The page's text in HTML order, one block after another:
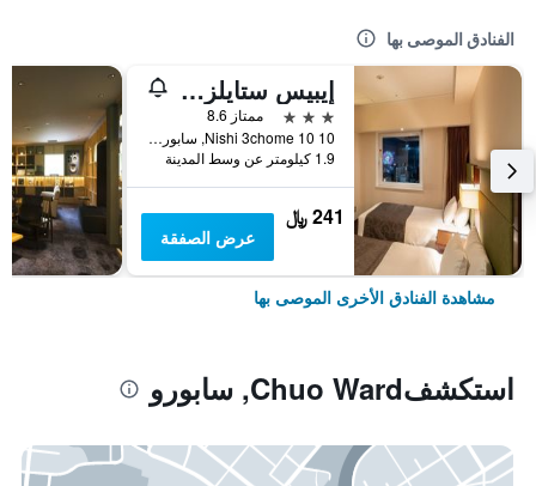
الفنادق الموصى بها
إيبيس ستايلز سابورو
3 نجوم
ممتاز 8.6
Nishi 3chome 10 10, سابورو, اليابان
1.9 كيلومتر عن وسط المدينة
241 ﷼
عرض الصفقة
مشاهدة الفنادق الأخرى الموصى بها
استكشفChuo Ward, سابورو